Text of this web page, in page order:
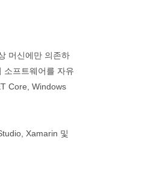
머신에만 의존하
소프트웨어를 자유
Core, Windows
Xamarin 및